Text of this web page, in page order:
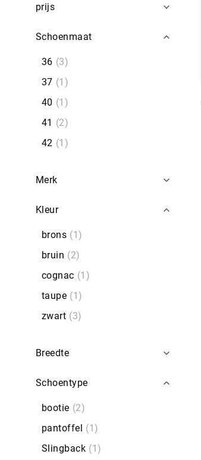
prijs
Schoenmaat
36
3
37
1
40
1
41
2
42
1
Merk
Kleur
brons
1
bruin
2
cognac
1
taupe
1
zwart
3
Breedte
Schoentype
bootie
2
pantoffel
1
Slingback
1